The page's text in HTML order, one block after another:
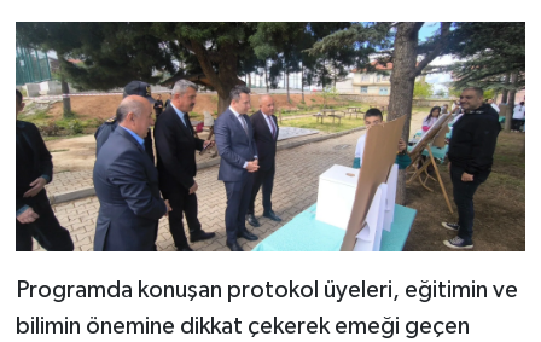
Programda konuşan protokol üyeleri, eğitimin ve
bilimin önemine dikkat çekerek emeği geçen